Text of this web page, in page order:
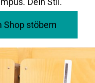
Shop stöbern